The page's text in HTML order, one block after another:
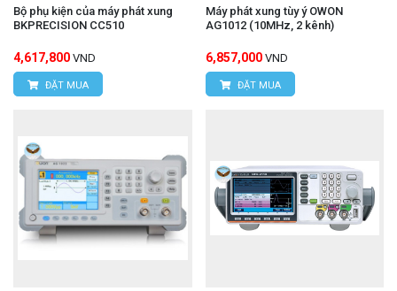
Bộ phụ kiện của máy phát xung
BKPRECISION CC510
4,617,800 VND
ĐẶT MUA
Máy phát xung tùy ý OWON
AG1012 (10MHz, 2 kênh)
6,857,000 VND
ĐẶT MUA